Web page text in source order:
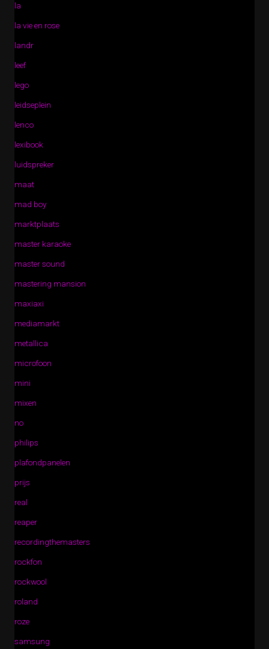
la
la vie en rose
landr
leef
lego
leidseplein
lenco
lexibook
luidspreker
maat
mad boy
marktplaats
master karaoke
master sound
mastering mansion
maxiaxi
mediamarkt
metallica
microfoon
mini
mixen
no
philips
plafondpanelen
prijs
real
reaper
recordingthemasters
rockfon
rockwool
roland
roze
samsung